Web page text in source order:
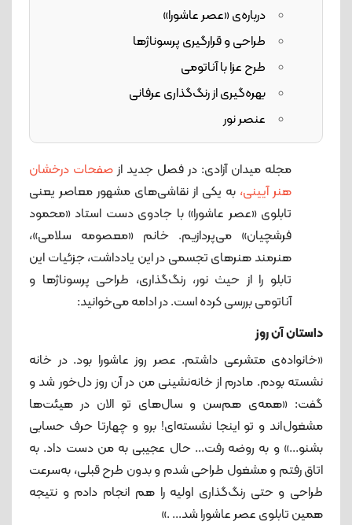
درباره‌ی «عصر عاشورا»
طراحی و قرارگیری پرسوناژها
طرح عزا با آناتومی
بهره‌گیری از رنگ‌گذاری عرفانی
عنصر نور
مجله میدان آزادی: در فصل جدید از صفحات درخشان
هنر آیینی، به یکی از نقاشی‌های مشهور معاصر یعنی
تابلوی «عصر عاشورا» با جادوی دست استاد «محمود
فرشچیان» می‌پردازیم. خانم «معصومه سلامی»،
هنرمند هنرهای تجسمی در این یادداشت، جزئیات این
تابلو را از حیث نور، رنگ‌گذاری، طراحی پرسوناژها و
آناتومی بررسی کرده است. در ادامه می‌خوانید:
داستان آن روز
«خانواده‌ی‌ متشرعی داشتم. عصر روز عاشورا بود. در خانه
نشسته بودم. مادرم از خانه‌نشینی من در آن روز دل‌خور شد و
گفت: «همه‌ی هم‌سن و سال‌های تو الان در هیئت‌ها
مشغول‌اند و تو اینجا نشسته‌ای! برو و چهارتا حرف حسابی
بشنو...» و به روضه رفت... حال عجیبی به من دست داد. به
اتاق رفتم و مشغول طراحی شدم و بدون طرح قبلی، به‌سرعت
طراحی و حتی رنگ‌گذاری اولیه را هم انجام دادم و نتیجه
همین تابلوی عصر عاشورا شد... .»